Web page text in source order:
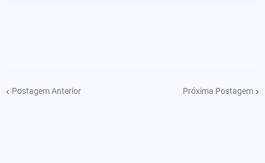
Postagem Anterior Próxima Postagem